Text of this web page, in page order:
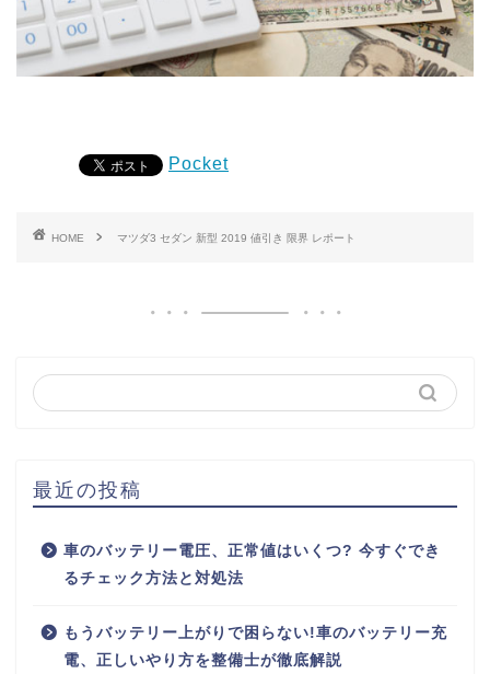
Pocket
HOME マツダ3 セダン 新型 2019 値引き 限界 レポート
最近の投稿
車のバッテリー電圧、正常値はいくつ? 今すぐでき
るチェック方法と対処法
もうバッテリー上がりで困らない!車のバッテリー充
電、正しいやり方を整備士が徹底解説